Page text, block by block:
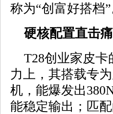
称为“创富好搭档”
硬核配置直击
T28创业家皮
力上，其搭载专
机，能爆发出
能稳定输出；匹